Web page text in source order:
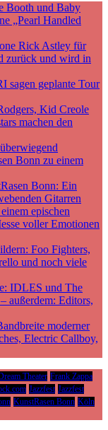
Booth und Baby
„Pearl Handled
Rick Astley für
zurück und wird in
sagen geplante Tour
Kid Creole
machen den
Bonn zu einem
Bonn: Ein
Gitarren
epischen
voller Emotionen
Foo Fighters,
und noch viele
IDLES und The
außerdem: Editors,
moderner
Electric Callboy,
Theater Frank Zappa
Jazzfest Jazzfest
KunstRasen Bonn Köln